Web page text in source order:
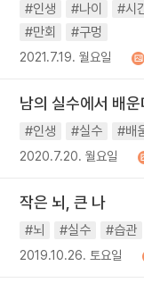
#인생 #나이 #시
#만회
#구멍
2021.7.19. 월요일
남의 실수에서 배운
#인생 #실수 #배
2020.7.20. 월요일
작은 뇌, 큰 나
#뇌 #실수 #습관
2019.10.26. 토요일